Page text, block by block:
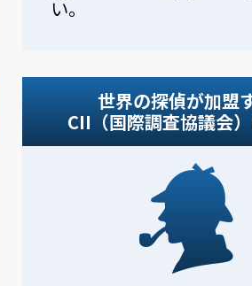
い。
世界の探偵が加盟
CII（国際調査協議会